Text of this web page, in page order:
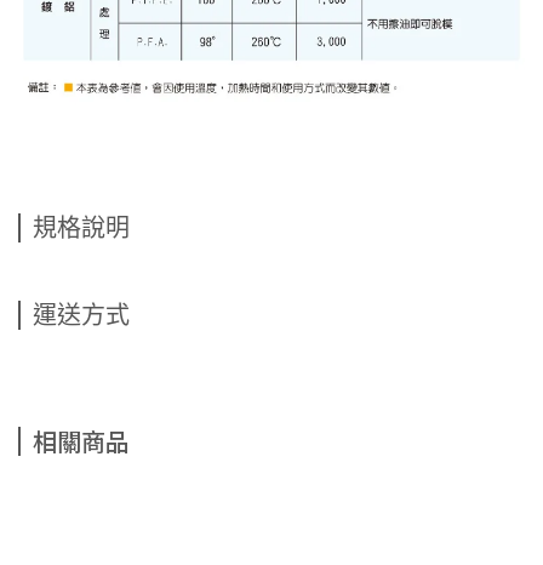
規格說明
運送方式
相關商品